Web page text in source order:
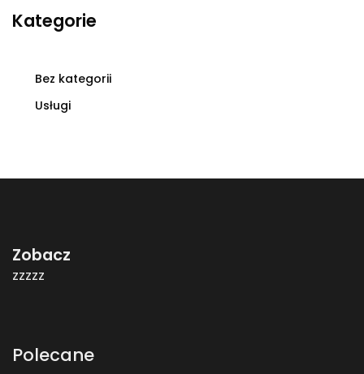
Kategorie
Bez kategorii
Usługi
Zobacz
zzzzz
Polecane